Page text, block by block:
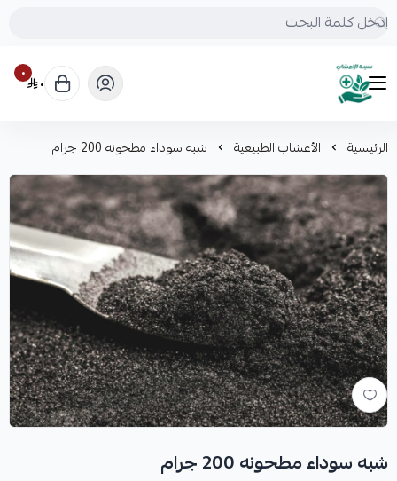
mrs.grasses
٠ ٠
الرئيسية الأعشاب الطبيعية شبه سوداء مطحونه 200 جرام
شبه سوداء مطحونه 200 جرام